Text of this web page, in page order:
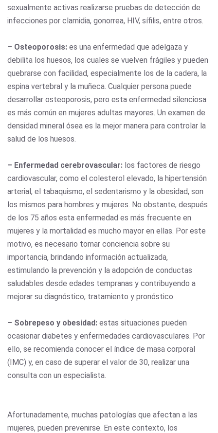
sexualmente activas realizarse pruebas de detección de
infecciones por clamidia, gonorrea, HIV, sífilis, entre otros.
– Osteoporosis: es una enfermedad que adelgaza y
debilita los huesos, los cuales se vuelven frágiles y pueden
quebrarse con facilidad, especialmente los de la cadera, la
espina vertebral y la muñeca. Cualquier persona puede
desarrollar osteoporosis, pero esta enfermedad silenciosa
es más común en mujeres adultas mayores. Un examen de
densidad mineral ósea es la mejor manera para controlar la
salud de los huesos.
– Enfermedad cerebrovascular: los factores de riesgo
cardiovascular, como el colesterol elevado, la hipertensión
arterial, el tabaquismo, el sedentarismo y la obesidad, son
los mismos para hombres y mujeres. No obstante, después
de los 75 años esta enfermedad es más frecuente en
mujeres y la mortalidad es mucho mayor en ellas. Por este
motivo, es necesario tomar conciencia sobre su
importancia, brindando información actualizada,
estimulando la prevención y la adopción de conductas
saludables desde edades tempranas y contribuyendo a
mejorar su diagnóstico, tratamiento y pronóstico.
– Sobrepeso y obesidad: estas situaciones pueden
ocasionar diabetes y enfermedades cardiovasculares. Por
ello, se recomienda conocer el índice de masa corporal
(IMC) y, en caso de superar el valor de 30, realizar una
consulta con un especialista.
Afortunadamente, muchas patologías que afectan a las
mujeres, pueden prevenirse. En este contexto, los